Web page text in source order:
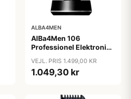
ALBA4MEN
AlBa4Men 106
Professionel Elektronisk
VEJL. PRIS 1.499,00 KR
1.049,30 kr